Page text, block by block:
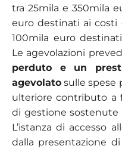
tra 25mila e 350mila
euro destinati ai
100mila euro
Le agevolazioni
perduto e un
agevolato sulle spese
ulteriore contributo a
di gestione sostenute
L’istanza di accesso
dalla presentazione